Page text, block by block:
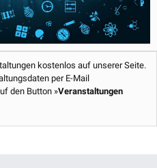
kostenlos auf unserer Seite.
per E-Mail
den Button »Veranstaltungen